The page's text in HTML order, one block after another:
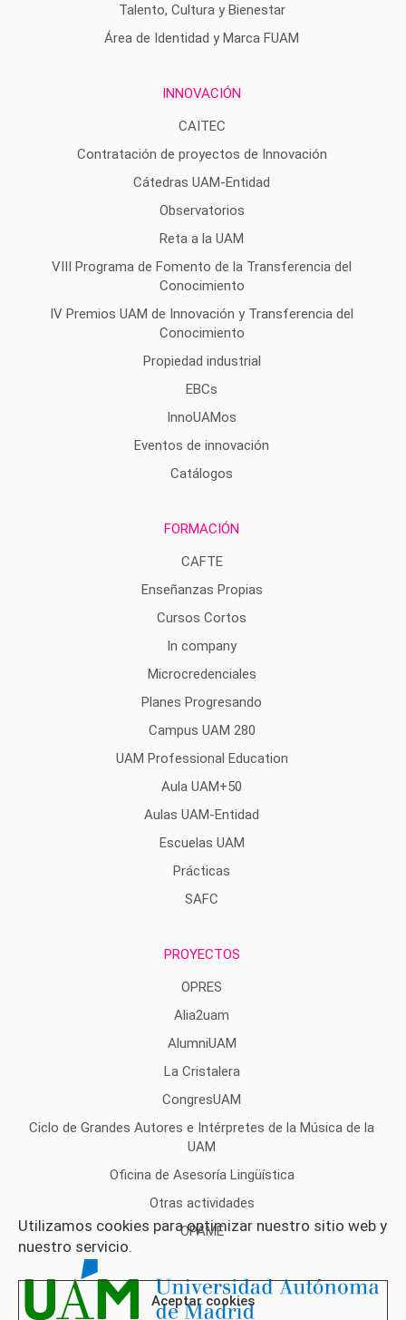
Utilizamos cookies para optimizar nuestro sitio web y
nuestro servicio.
Aceptar cookies
Talento, Cultura y Bienestar
Área de Identidad y Marca FUAM
INNOVACIÓN
CAITEC
Contratación de proyectos de Innovación
Cátedras UAM-Entidad
Observatorios
Reta a la UAM
VIII Programa de Fomento de la Transferencia del
Conocimiento
IV Premios UAM de Innovación y Transferencia del
Conocimiento
Propiedad industrial
EBCs
InnoUAMos
Eventos de innovación
Catálogos
FORMACIÓN
CAFTE
Enseñanzas Propias
Cursos Cortos
In company
Microcredenciales
Planes Progresando
Campus UAM 280
UAM Professional Education
Aula UAM+50
Aulas UAM-Entidad
Escuelas UAM
Prácticas
SAFC
PROYECTOS
OPRES
Alia2uam
AlumniUAM
La Cristalera
CongresUAM
Ciclo de Grandes Autores e Intérpretes de la Música de la
UAM
Oficina de Asesoría Lingüística
Otras actividades
OPAME